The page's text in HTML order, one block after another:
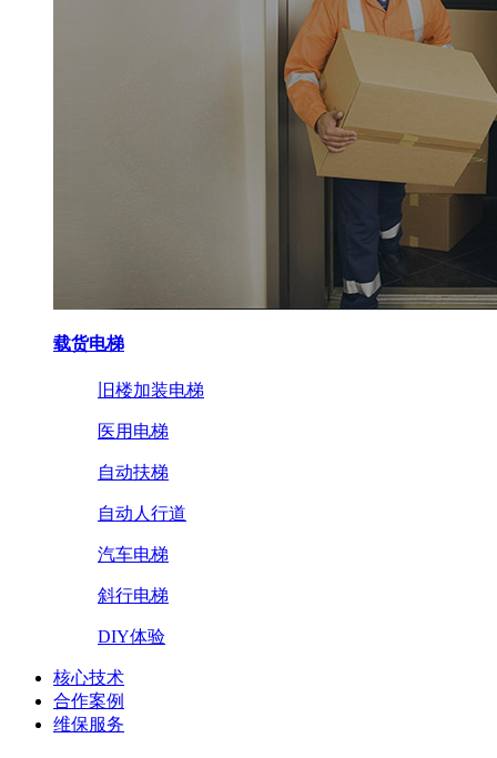
载货电梯
旧楼加装电梯
医用电梯
自动扶梯
自动人行道
汽车电梯
斜行电梯
DIY体验
核心技术
合作案例
维保服务